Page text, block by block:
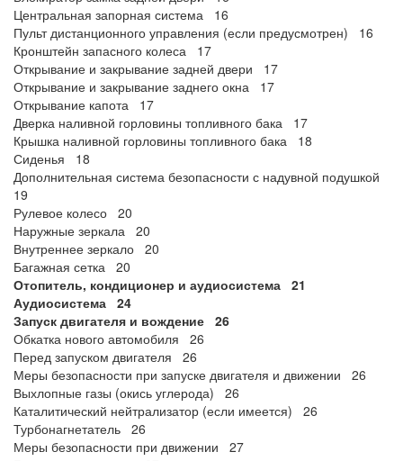
Центральная запорная система 16
Пульт дистанционного управления (если предусмотрен) 16
Кронштейн запасного колеса 17
Открывание и закрывание задней двери 17
Открывание и закрывание заднего окна 17
Открывание капота 17
Дверка наливной горловины топливного бака 17
Крышка наливной горловины топливного бака 18
Сиденья 18
Дополнительная система безопасности с надувной подушкой
19
Рулевое колесо 20
Наружные зеркала 20
Внутреннее зеркало 20
Багажная сетка 20
Отопитель, кондиционер и аудиосистема 21
Аудиосистема 24
Запуск двигателя и вождение 26
Обкатка нового автомобиля 26
Перед запуском двигателя 26
Меры безопасности при запуске двигателя и движении 26
Выхлопные газы (окись углерода) 26
Каталитический нейтрализатор (если имеется) 26
Турбонагнетатель 26
Меры безопасности при движении 27